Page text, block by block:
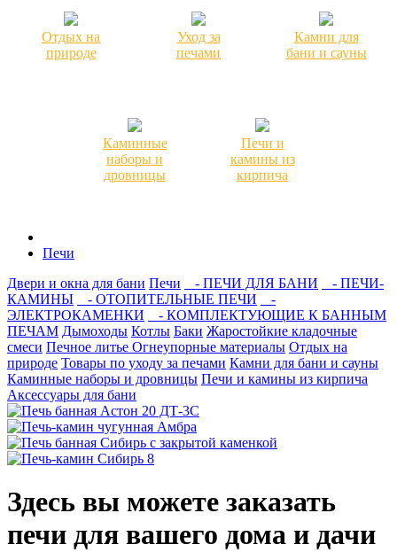
Отдых на
природе
Уход за
печами
Камни для
бани и сауны
Каминные
наборы и
дровницы
Печи и
камины из
кирпича
Печи
Двери и окна для бани Печи - ПЕЧИ ДЛЯ БАНИ
- ПЕЧИ-
КАМИНЫ
- ОТОПИТЕЛЬНЫЕ ПЕЧИ
-
ЭЛЕКТРОКАМЕНКИ
- КОМПЛЕКТУЮЩИЕ К БАННЫМ
ПЕЧАМ Дымоходы Котлы Баки Жаростойкие кладочные
смеси Печное литье Огнеупорные материалы Отдых на
природе Товары по уходу за печами Камни для бани и сауны
Каминные наборы и дровницы Печи и камины из кирпича
Аксессуары для бани
Здесь вы можете заказать
печи для вашего дома и дачи